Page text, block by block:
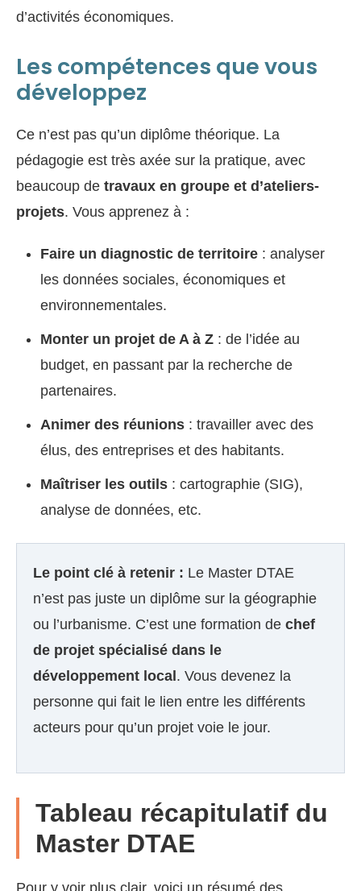
d’activités économiques.
Les compétences que vous
développez
Ce n’est pas qu’un diplôme théorique. La
pédagogie est très axée sur la pratique, avec
beaucoup de travaux en groupe et d’ateliers-
projets. Vous apprenez à :
Faire un diagnostic de territoire : analyser
les données sociales, économiques et
environnementales.
Monter un projet de A à Z : de l’idée au
budget, en passant par la recherche de
partenaires.
Animer des réunions : travailler avec des
élus, des entreprises et des habitants.
Maîtriser les outils : cartographie (SIG),
analyse de données, etc.
Le point clé à retenir : Le Master DTAE
n’est pas juste un diplôme sur la géographie
ou l’urbanisme. C’est une formation de chef
de projet spécialisé dans le
développement local. Vous devenez la
personne qui fait le lien entre les différents
acteurs pour qu’un projet voie le jour.
Tableau récapitulatif du
Master DTAE
Pour y voir plus clair, voici un résumé des